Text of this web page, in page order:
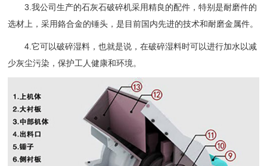
3.我公司生产的石灰石破碎机采用精良的配件，特别是耐磨件的
选材上，采用鉻合金的锤头，是目前国内先进的技术和耐磨金属件。
4.它可以破碎湿料，也就是说，在破碎湿料时可以进行加水以减
少灰尘污染，保护工人健康和环境。